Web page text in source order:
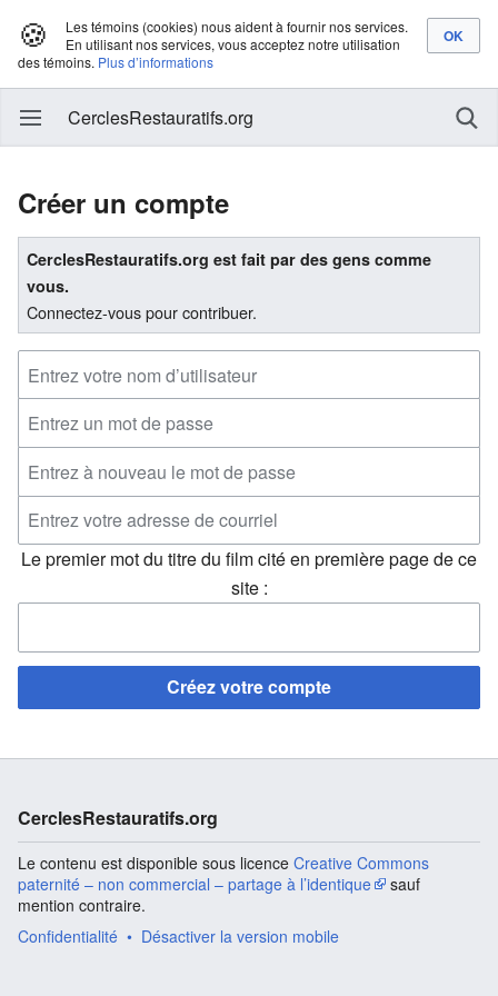
🍪
Les témoins (cookies) nous aident à fournir nos services.
En utilisant nos services, vous acceptez notre utilisation
des témoins. Plus d’informations
CerclesRestauratifs.org
Créer un compte
CerclesRestauratifs.org est fait par des gens comme
vous.
Connectez-vous pour contribuer.
Le premier mot du titre du film cité en première page de ce
site :
Créez votre compte
CerclesRestauratifs.org
Le contenu est disponible sous licence Creative Commons
paternité – non commercial – partage à l’identique
sauf
mention contraire.
Confidentialité
Désactiver la version mobile